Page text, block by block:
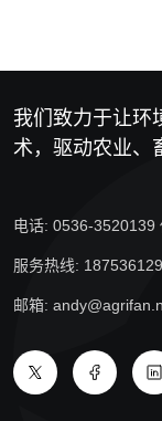
我们致力于让环
术，驱动农业、
电话: 0536-3520139
服务热线:
邮箱: